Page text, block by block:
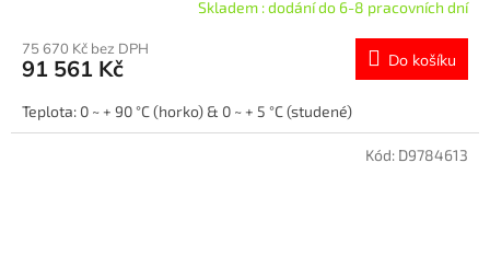
Skladem : dodání do 6-8 pracovních dní
75 670 Kč bez DPH
91 561 Kč Do košíku
Teplota: 0 ~ + 90 °C (horko) & 0 ~ + 5 °C (studené)
Kód: D9784613